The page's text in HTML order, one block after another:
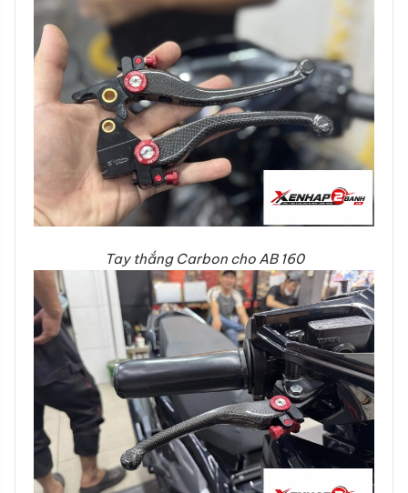
Tay thắng Carbon cho AB 160